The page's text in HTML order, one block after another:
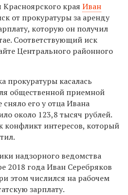
Красноярского края Иван
от прокуратуры за аренду
которую он получил
Соответствующий иск
Центрального районного
прокуратуры касалась
общественной приемной
сняло его у отца Ивана
около 123,8 тысяч рублей.
конфликт интересов, который
надзорного ведомства
2018 года Иван Серебряков
этом числился на рабочем
зарплату.